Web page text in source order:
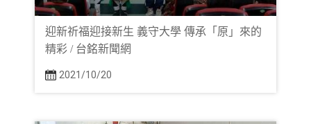
迎新祈福迎接新生 義守大學 傳承「原」來的
精彩 / 台銘新聞網
2021/10/20